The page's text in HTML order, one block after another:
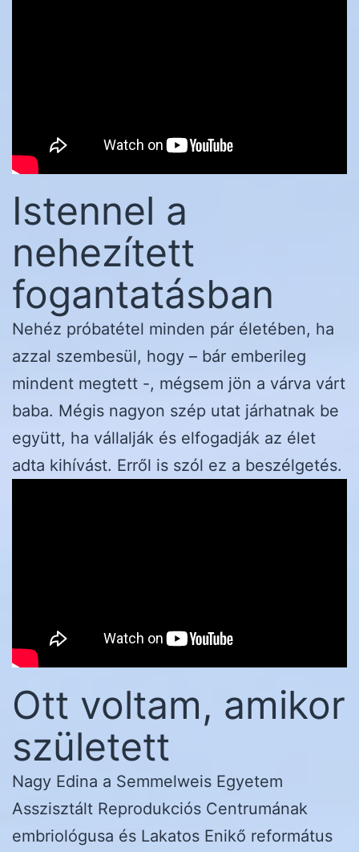
Istennel a
nehezített
fogantatásban
Nehéz próbatétel minden pár életében, ha
azzal szembesül, hogy – bár emberileg
mindent megtett -, mégsem jön a várva várt
baba. Mégis nagyon szép utat járhatnak be
együtt, ha vállalják és elfogadják az élet
adta kihívást. Erről is szól ez a beszélgetés.
Ott voltam, amikor
született
Nagy Edina a Semmelweis Egyetem
Asszisztált Reprodukciós Centrumának
embriológusa és Lakatos Enikő református